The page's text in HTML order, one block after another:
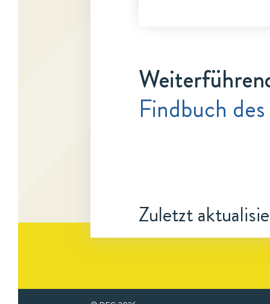
Findbuch
Zuletzt